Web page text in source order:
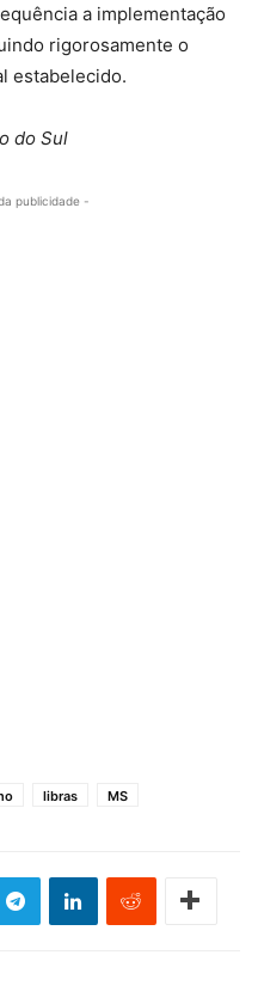
a implementação
rigorosamente o
estabelecido.
do Sul
publicidade -
libras MS